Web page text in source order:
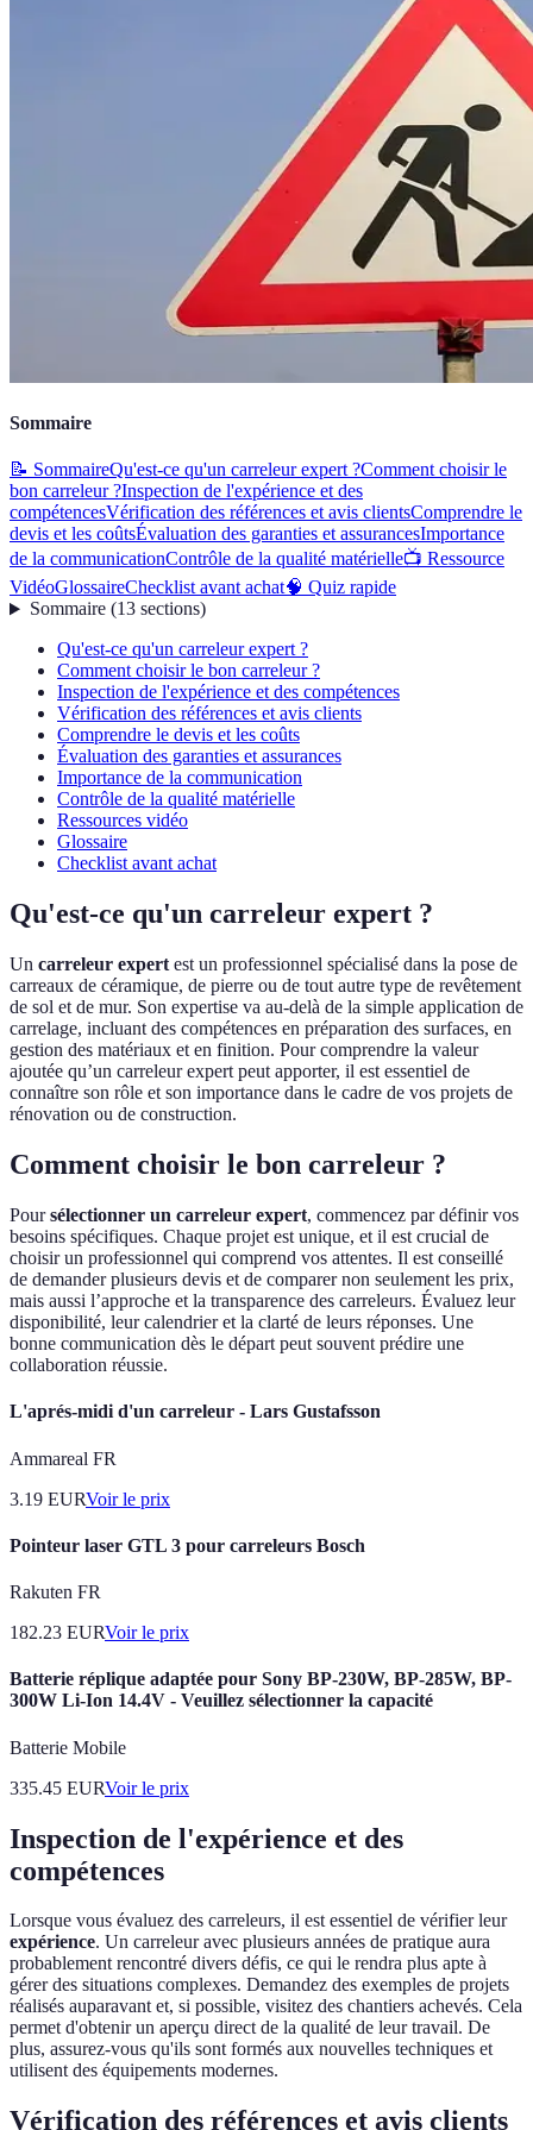
Sommaire
📝 SommaireQu'est-ce qu'un carreleur expert ?Comment choisir le
bon carreleur ?Inspection de l'expérience et des
compétencesVérification des références et avis clientsComprendre le
devis et les coûtsÉvaluation des garanties et assurancesImportance
de la communicationContrôle de la qualité matérielle📺 Ressource
VidéoGlossaireChecklist avant achat🧠 Quiz rapide
Sommaire(13 sections)
Qu'est-ce qu'un carreleur expert ?
Comment choisir le bon carreleur ?
Inspection de l'expérience et des compétences
Vérification des références et avis clients
Comprendre le devis et les coûts
Évaluation des garanties et assurances
Importance de la communication
Contrôle de la qualité matérielle
Ressources vidéo
Glossaire
Checklist avant achat
Qu'est-ce qu'un carreleur expert ?
Un carreleur expert est un professionnel spécialisé dans la pose de
carreaux de céramique, de pierre ou de tout autre type de revêtement
de sol et de mur. Son expertise va au-delà de la simple application de
carrelage, incluant des compétences en préparation des surfaces, en
gestion des matériaux et en finition. Pour comprendre la valeur
ajoutée qu’un carreleur expert peut apporter, il est essentiel de
connaître son rôle et son importance dans le cadre de vos projets de
rénovation ou de construction.
Comment choisir le bon carreleur ?
Poursélectionner un carreleur expert, commencez par définir vos
besoins spécifiques. Chaque projet est unique, et il est crucial de
choisir un professionnel qui comprend vos attentes. Il est conseillé
de demander plusieurs devis et de comparer non seulement les prix,
mais aussi l’approche et la transparence des carreleurs. Évaluez leur
disponibilité, leur calendrier et la clarté de leurs réponses. Une
bonne communication dès le départ peut souvent prédire une
collaboration réussie.
L'aprés-midi d'un carreleur - Lars Gustafsson
Ammareal FR
3.19 EURVoir le prix
Pointeur laser GTL 3 pour carreleurs Bosch
Rakuten FR
182.23 EURVoir le prix
Batterie réplique adaptée pour Sony BP-230W, BP-285W, BP-
300W Li-Ion 14.4V - Veuillez sélectionner la capacité
Batterie Mobile
335.45 EURVoir le prix
Inspection de l'expérience et des
compétences
Lorsque vous évaluez des carreleurs, il est essentiel de vérifier leur
expérience. Un carreleur avec plusieurs années de pratique aura
probablement rencontré divers défis, ce qui le rendra plus apte à
gérer des situations complexes. Demandez des exemples de projets
réalisés auparavant et, si possible, visitez des chantiers achevés. Cela
permet d'obtenir un aperçu direct de la qualité de leur travail. De
plus, assurez-vous qu'ils sont formés aux nouvelles techniques et
utilisent des équipements modernes.
Vérification des références et avis clients